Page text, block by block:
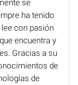
se
ha tenido
con pasión
encuentra y
Gracias a su
de
de